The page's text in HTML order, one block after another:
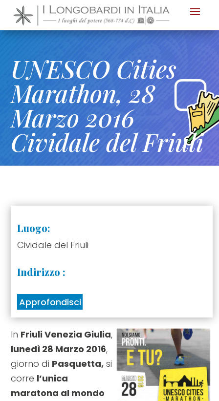
Nota:
questo
sito
include
sistema
accessibilità.
UNESCO Cities
Marathon, 28
Marzo 2016
Cividale del Friuli
In Friuli Venezia Giulia,
lunedì 28 Marzo 2016,
giorno di Pasquetta, si
corre l’unica
maratona al mondo
Luogo:
Cividale del Friuli
Indirizzo :
Approfondisci